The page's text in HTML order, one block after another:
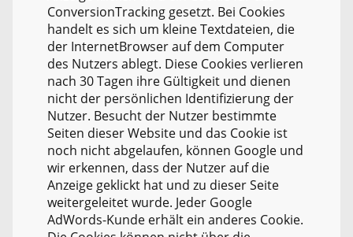
ConversionTracking gesetzt. Bei Cookies
handelt es sich um kleine Textdateien, die
der InternetBrowser auf dem Computer
des Nutzers ablegt. Diese Cookies verlieren
nach 30 Tagen ihre Gültigkeit und dienen
nicht der persönlichen Identifizierung der
Nutzer. Besucht der Nutzer bestimmte
Seiten dieser Website und das Cookie ist
noch nicht abgelaufen, können Google und
wir erkennen, dass der Nutzer auf die
Anzeige geklickt hat und zu dieser Seite
weitergeleitet wurde. Jeder Google
AdWords-Kunde erhält ein anderes Cookie.